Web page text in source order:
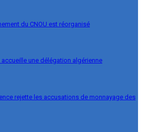
du CNOU est réorganisé
accueille une délégation algérienne
rejette les accusations de monnayage des